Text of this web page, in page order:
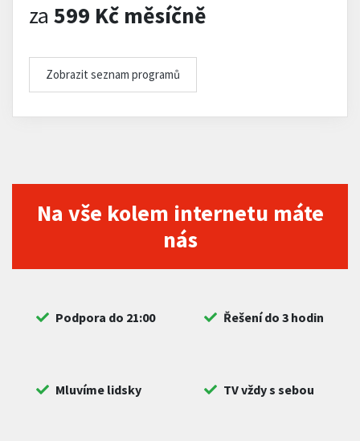
za 599 Kč měsíčně
Zobrazit seznam programů
Na vše kolem internetu máte
nás
Podpora do 21:00 Řešení do 3 hodin
Mluvíme lidsky TV vždy s sebou